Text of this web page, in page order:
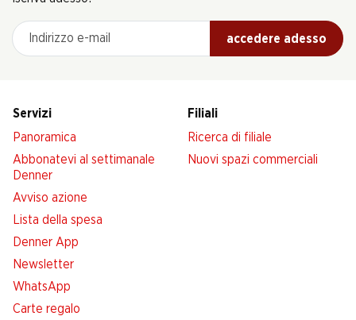
Indirizzo e-mail
accedere adesso
Servizi
Panoramica
Abbonatevi al settimanale
Denner
Avviso azione
Lista della spesa
Denner App
Newsletter
WhatsApp
Carte regalo
Filiali
Ricerca di filiale
Nuovi spazi commerciali